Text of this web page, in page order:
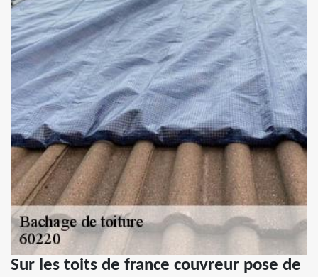
Sur les toits de france couvreur pose de